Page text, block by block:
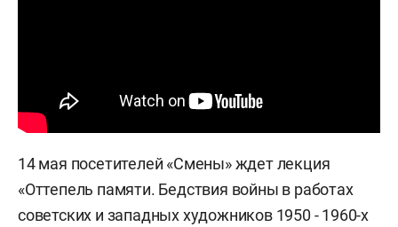
14 мая посетителей «Смены» ждет лекция
«Оттепель памяти. Бедствия войны в работах
советских и западных художников 1950 - 1960-х